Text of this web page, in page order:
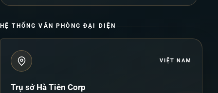
HỆ THỐNG VĂN PHÒNG ĐẠI DIỆN
VIỆT NAM
Trụ sở Hà Tiên Corp